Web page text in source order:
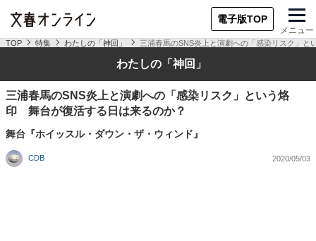
電子版TOP
メニュー
TOP 特集 わたしの「神回」 三浦春馬のSNS炎上と演劇への「感染リスク」
わたしの「神回」
三浦春馬のSNS炎上と演劇への「感染リスク」という烙
印 舞台が復活する日は来るのか？
舞台『ホイッスル・ダウン・ザ・ウィンド』
CDB 2020/05/03